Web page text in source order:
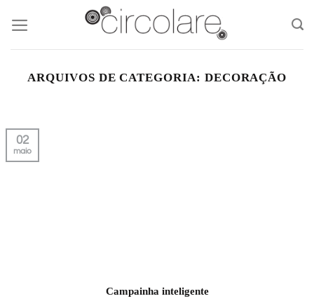
content
ARQUIVOS DE CATEGORIA:DECORAÇÃO
Campainha inteligente
02
maio